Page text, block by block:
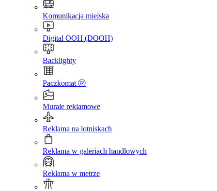
Komunikacja miejska
Digital OOH (DOOH)
Backlighty
Paczkomat Ⓡ
Murale reklamowe
Reklama na lotniskach
Reklama w galeriach handlowych
Reklama w metrze